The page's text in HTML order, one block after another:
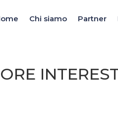
Chi siamo Partner